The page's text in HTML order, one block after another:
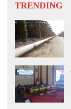
TRENDING